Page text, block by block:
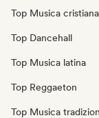
Top Musica cristiana
Top Dancehall
Top Musica latina
Top Reggaeton
Top Musica